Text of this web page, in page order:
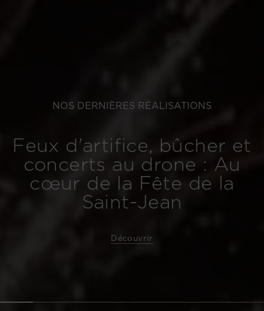
NOS DERNIÈRES RÉALISATIONS
Feux d'artifice, bûcher et
concerts au drone : Au
cœur de la Fête de la
Saint-Jean
Découvrir